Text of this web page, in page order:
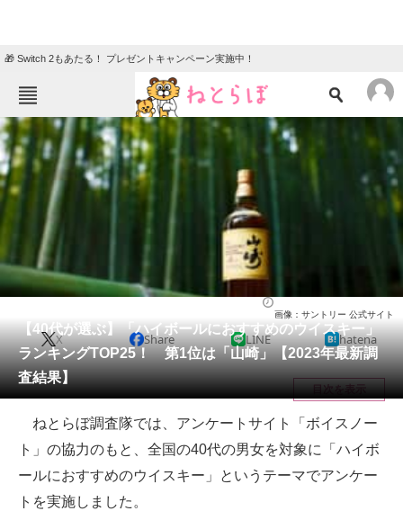
🎁 Switch 2もあたる！ プレゼントキャンペーン実施中！
ねとらぼメニュー
TOP ニュース
エンタメ クイズ
地域
住まい 教育・育児
動物 リサーチ
会員記事
メディア
注目記事を集めた総合ページ
ITの今と未来を見通す
スマホと通信の最新トレンド
【40代が選ぶ】「ハイボールにおすすめのウイスキー」
ランキングTOP25！ 第1位は「山崎」【2023年最新調
査結果】
画像：サントリー 公式サイト
X Share LINE hatena
目次を表示
ねとらぼ調査隊では、アンケートサイト「ボイスノー
ト」の協力のもと、全国の40代の男女を対象に「ハイボ
ールにおすすめのウイスキー」というテーマでアンケー
トを実施しました。